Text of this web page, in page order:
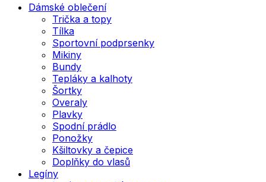
Dámské oblečení
Trička a topy
Tílka
Sportovní podprsenky
Mikiny
Bundy
Tepláky a kalhoty
Šortky
Overaly
Plavky
Spodní prádlo
Ponožky
Kšiltovky a čepice
Doplňky do vlasů
Legíny